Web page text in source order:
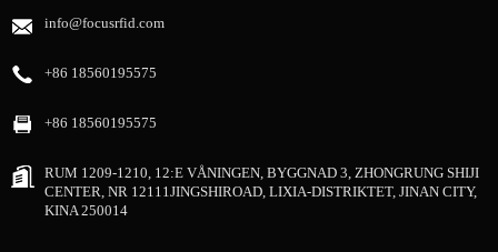
info@focusrfid.com
+86 18560195575
+86 18560195575
RUM 1209-1210, 12:E VÅNINGEN, BYGGNAD 3, ZHONGRUNG SHIJI
CENTER, NR 12111JINGSHIROAD, LIXIA-DISTRIKTET, JINAN CITY,
KINA 250014